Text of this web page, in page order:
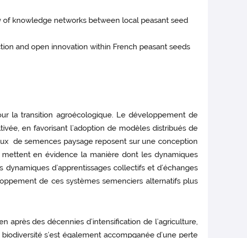
of knowledge networks between local peasant seed
and open innovation within French peasant seeds
la transition agroécologique. Le développement de
en favorisant l’adoption de modèles distribués de
de semences paysage reposent sur une conception
en évidence la manière dont les dynamiques
d’apprentissages collectifs et d’échanges
de ces systèmes semenciers alternatifs plus
des décennies d’intensification de l’agriculture,
s’est également accompganée d’une perte